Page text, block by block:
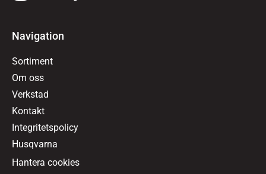
Navigation
Sortiment
Om oss
Verkstad
Kontakt
Integritetspolicy
Husqvarna
Hantera cookies